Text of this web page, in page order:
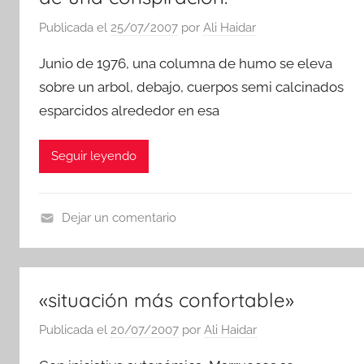
Publicada el 25/07/2007 por Ali Haidar
Junio de 1976, una columna de humo se eleva
sobre un arbol, debajo, cuerpos semi calcinados
esparcidos alrededor en esa
Seguir leyendo
i
c
Dejar un comentario
«situación más confortable»
Publicada el 20/07/2007 por Ali Haidar